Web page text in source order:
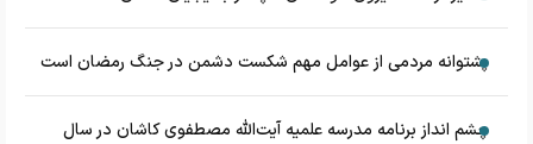
پشتوانه مردمی از عوامل مهم شکست دشمن در جنگ رمضان است
چشم‌ انداز برنامه مدرسه علمیه آیت‌الله مصطفوی کاشان در سال